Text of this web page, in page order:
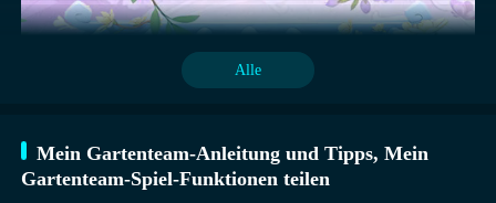
selbstständig zu erkunden. Jetzt bietet BabyBus eine
große Vielfalt an Produkten, Videos und anderem
Bildungsinhalt für über 400 Millionen Fans im Alter
von 0-8 Jahren weltweit an! Wir haben über 200
Episoden von Kinderliedern und Animationen zu
verschiedenen Themen wie Gesundheit, Sprache,
Gesellschaft, Wissenschaft, Kunst und anderen
Alle
Mein Gartenteam-Anleitung und Tipps, Mein
Gartenteam-Spiel-Funktionen teilen